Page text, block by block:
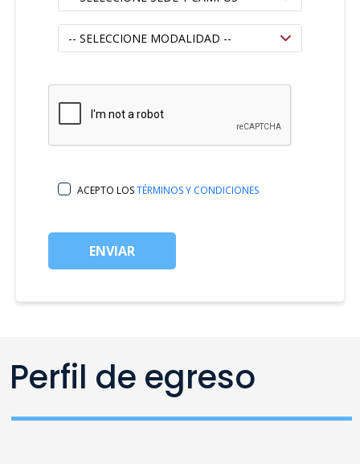
ACEPTO LOSTÉRMINOS Y CONDICIONES
ENVIAR
Perfil de egreso